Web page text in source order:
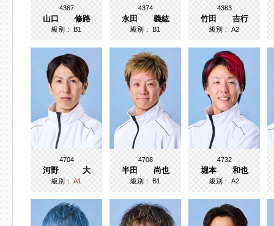
4367
山口 修路
級別：B1
4374
永田 義紘
級別：B1
4383
竹田 吉行
級別：A2
4704
河野 大
級別：A1
4708
半田 尚也
級別：B1
4732
堀本 和也
級別：A2